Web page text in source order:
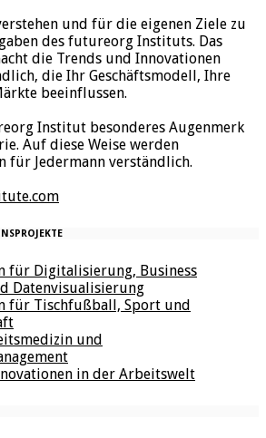
und für die eigenen Ziele zu
des futureorg Instituts. Das
die Trends und Innovationen
die Ihr Geschäftsmodell, Ihre
beeinflussen.
Institut besonderes Augenmerk
Auf diese Weise werden
für Jedermann verständlich.
für Digitalisierung, Business
Datenvisualisierung
für Tischfußball, Sport und
und
in der Arbeitswelt